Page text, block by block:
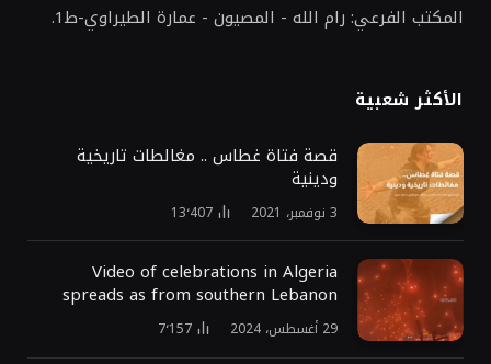
المكتب الفرعي: رام الله - المصيون - عمارة الطيراوي-ط1.
الأكثر شعبية
قصة فتاة غطاس .. مغالطات تاريخية
ودينية
3 نوفمبر، 2021 13٬407
Video of celebrations in Algeria
spreads as from southern Lebanon
29 أغسطس، 2024 7٬157